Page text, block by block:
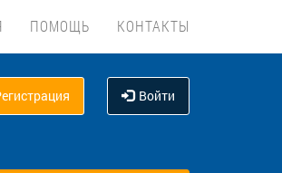
ПОМОЩЬ КОНТАКТЫ
Войти